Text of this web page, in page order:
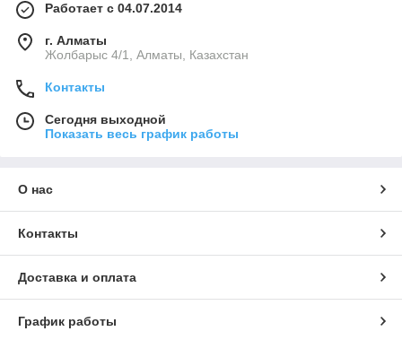
Работает с 04.07.2014
г. Алматы
Жолбарыс 4/1, Алматы, Казахстан
Контакты
Сегодня выходной
Показать весь график работы
О нас
Контакты
Доставка и оплата
График работы